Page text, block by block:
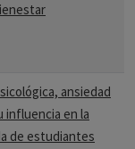
ansiedad
influencia en la
de estudiantes